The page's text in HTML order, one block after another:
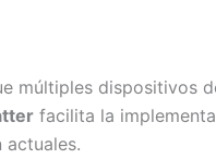
múltiples dispositivos
facilita la